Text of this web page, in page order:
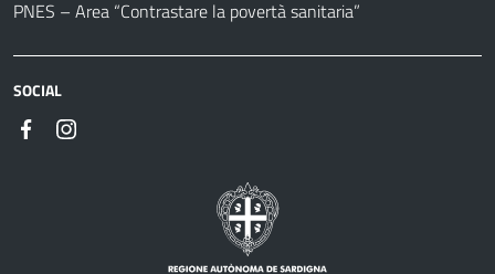
PNES – Area “Contrastare la povertà sanitaria”
SOCIAL